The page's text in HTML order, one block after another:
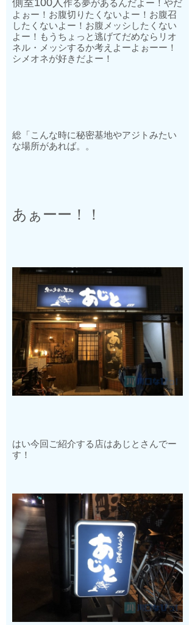
作る夢があるんだよー！やだ
よぉー！お腹切りたくないよー！お腹召
したくないよー！お腹メッシしたくない
よー！もうちょっと逃げてだめならリオ
ネル・メッシするか考えよーよぉーー！
シメオネが好きだよー！
総「こんな時に秘密基地やアジトみたい
な場所があれば。。
あぁーー！！
はい今回ご紹介する店はあじとさんでー
す！